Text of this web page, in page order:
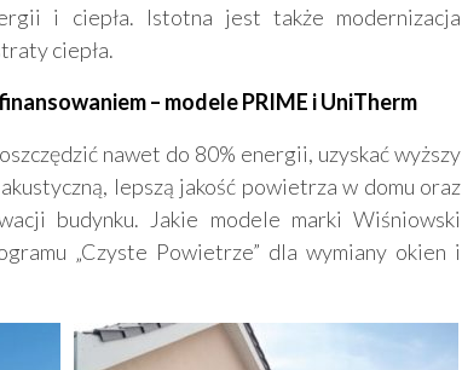
i ciepła. Istotna jest także modernizacja
ciepła.
– modele PRIME i UniTherm
nawet do 80% energii, uzyskać wyższy
lepszą jakość powietrza w domu oraz
budynku. Jakie modele marki Wiśniowski
„Czyste Powietrze” dla wymiany okien i